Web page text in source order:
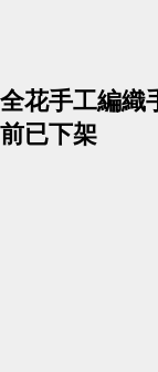
全花手工編織
前已下架